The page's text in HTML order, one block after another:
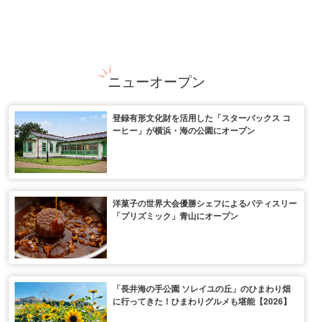
ニューオープン
登録有形文化財を活用した「スターバックス コ
ーヒー」が横浜・海の公園にオープン
洋菓子の世界大会優勝シェフによるパティスリー
「プリズミック」青山にオープン
「長井海の手公園 ソレイユの丘」のひまわり畑
に行ってきた！ひまわりグルメも堪能【2026】